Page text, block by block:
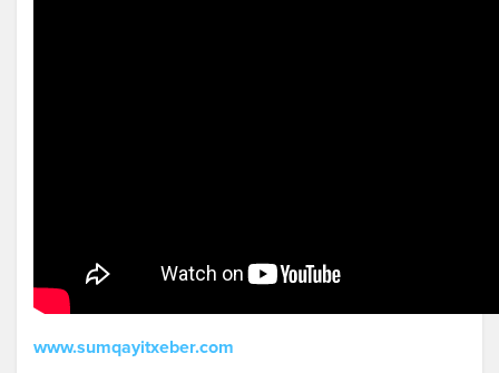
www.sumqayitxeber.com